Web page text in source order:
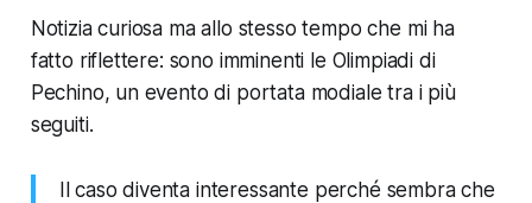
Notizia curiosa ma allo stesso tempo che mi ha
fatto riflettere: sono imminenti le Olimpiadi di
Pechino, un evento di portata modiale tra i più
seguiti.
Il caso diventa interessante perché sembra che